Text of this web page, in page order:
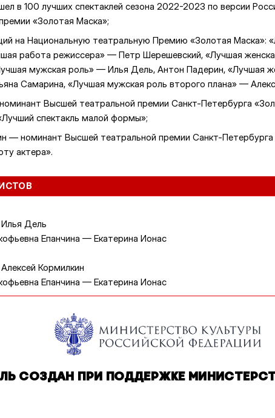
в 100 лучших спектаклей сезона 2022-2023 по версии
«Золотая Маска»;
на Национальную театральную Премию «Золотая Маска»:
работа режиссера» — Петр Шерешевский, «Лучшая
мужская роль» — Илья Дель, Антон Падерин, «Лучшая
Самарина, «Лучшая мужская роль второго плана» —
Высшей театральной премии Санкт-Петербурга
спектакль малой формы»;
— номинант Высшей театральной премии Санкт-
актера».
Дель
Епанчина — Екатерина Ионас
Кормилкин
Епанчина — Екатерина Ионас
СОЗДАН ПРИ ПОДДЕРЖКЕ